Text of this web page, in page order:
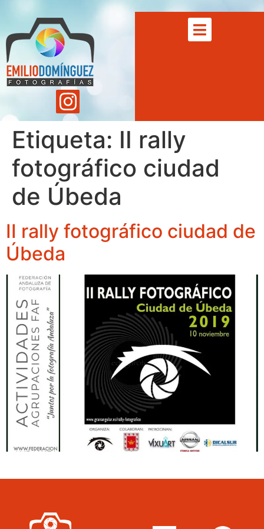
Etiqueta: II rally
fotográfico ciudad
de Úbeda
II rally fotográfico ciudad de
Úbeda